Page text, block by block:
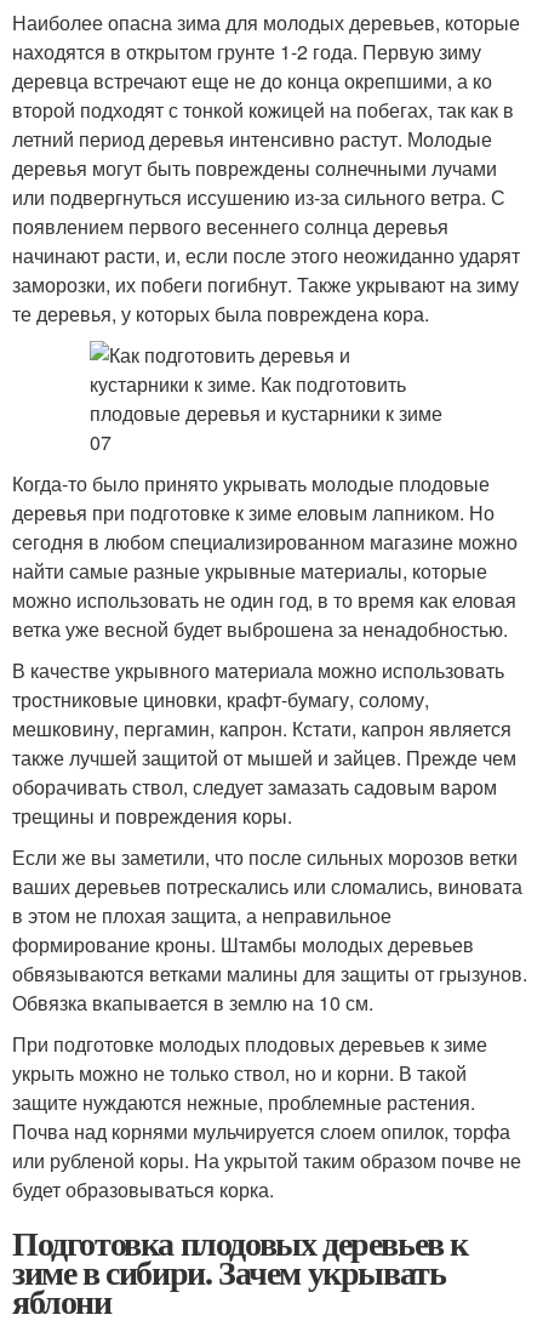
Наиболее опасна зима для молодых деревьев, которые
находятся в открытом грунте 1-2 года. Первую зиму
деревца встречают еще не до конца окрепшими, а ко
второй подходят с тонкой кожицей на побегах, так как в
летний период деревья интенсивно растут. Молодые
деревья могут быть повреждены солнечными лучами
или подвергнуться иссушению из-за сильного ветра. С
появлением первого весеннего солнца деревья
начинают расти, и, если после этого неожиданно ударят
заморозки, их побеги погибнут. Также укрывают на зиму
те деревья, у которых была повреждена кора.
Когда-то было принято укрывать молодые плодовые
деревья при подготовке к зиме еловым лапником. Но
сегодня в любом специализированном магазине можно
найти самые разные укрывные материалы, которые
можно использовать не один год, в то время как еловая
ветка уже весной будет выброшена за ненадобностью.
В качестве укрывного материала можно использовать
тростниковые циновки, крафт-бумагу, солому,
мешковину, пергамин, капрон. Кстати, капрон является
также лучшей защитой от мышей и зайцев. Прежде чем
оборачивать ствол, следует замазать садовым варом
трещины и повреждения коры.
Если же вы заметили, что после сильных морозов ветки
ваших деревьев потрескались или сломались, виновата
в этом не плохая защита, а неправильное
формирование кроны. Штамбы молодых деревьев
обвязываются ветками малины для защиты от грызунов.
Обвязка вкапывается в землю на 10 см.
При подготовке молодых плодовых деревьев к зиме
укрыть можно не только ствол, но и корни. В такой
защите нуждаются нежные, проблемные растения.
Почва над корнями мульчируется слоем опилок, торфа
или рубленой коры. На укрытой таким образом почве не
будет образовываться корка.
Подготовка плодовых деревьев к
зиме в сибири. Зачем укрывать
яблони